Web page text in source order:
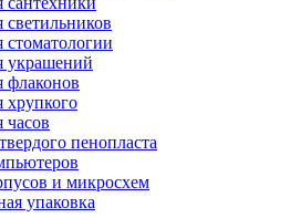
светильников
стоматологии
украшений
флаконов
хрупкого
часов
пенопласта
и микросхем
упаковка